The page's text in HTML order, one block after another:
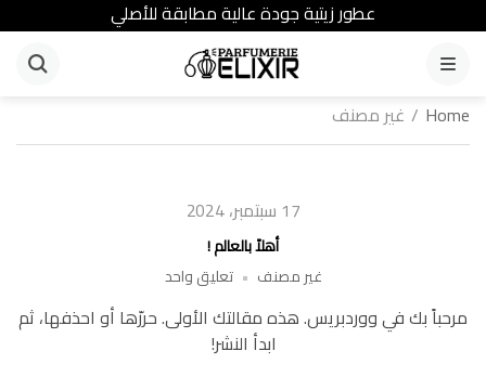
عطور زيتية جودة عالية مطابقة للأصلي
القائمة
Home
/ غير مصنف
17 سبتمبر، 2024
أهلاً بالعالم !
غير مصنف
تعليق واحدعلى
بالعالم
مرحباً بك في ووردبريس. هذه مقالتك الأولى. حررّها أو احذفها، ثم
ابدأ النشر!